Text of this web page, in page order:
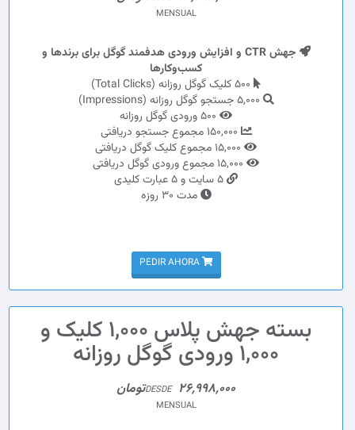
MENSUAL
جهش CTR و افزایش ورودی هدفمند گوگل برای برندها و
کسب‌وکارها
مدت 30 روزه
PEDIR AHORA
بسته جهش پلاس 1,000 کلیک و
1,000 ورودی گوگل روزانه
DESDE 26,998,000تومان
MENSUAL